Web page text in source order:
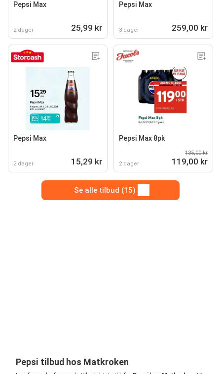
Pepsi Max
2 dager 25,99 kr
Pepsi Max
3 dager 259,00 kr
Pepsi Max
2 dager 15,29 kr
Pepsi Max 8pk
2 dager
135,00 kr
119,00 kr
Se alle tilbud (15)
Pepsi tilbud hos Matkroken